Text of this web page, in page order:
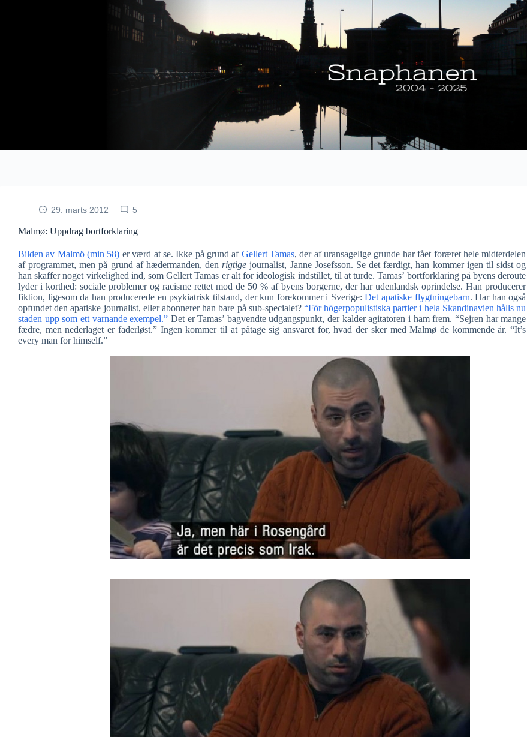
29. marts 2012 5
Malmø: Uppdrag bortforklaring
Bilden av Malmö (min 58) er værd at se. Ikke på grund afGellert Tamas, der af uransagelige grunde har fået foræret hele midterdelen
af programmet, men på grund af hædermanden, den rigtige journalist, Janne Josefsson. Se det færdigt, han kommer igen til sidst og
han skaffer noget virkelighed ind, som Gellert Tamas er alt for ideologisk indstillet, til at turde. Tamas’ bortforklaring på byens deroute
lyder i korthed: sociale problemer og racisme rettet mod de 50 % af byens borgerne, der har udenlandsk oprindelse. Han producerer
fiktion, ligesom da han producerede en psykiatrisk tilstand, der kun forekommer i Sverige: Det apatiske flygtningebarn. Har han også
opfundet den apatiske journalist, eller abonnerer han bare på sub-specialet? “För högerpopulistiska partier i hela Skandinavien hålls nu
staden upp som ett varnande exempel.” Det er Tamas’ bagvendte udgangspunkt, der kalder agitatoren i ham frem. “Sejren har mange
fædre, men nederlaget er faderløst.” Ingen kommer til at påtage sig ansvaret for, hvad der sker med Malmø de kommende år. “It’s
every man for himself.”